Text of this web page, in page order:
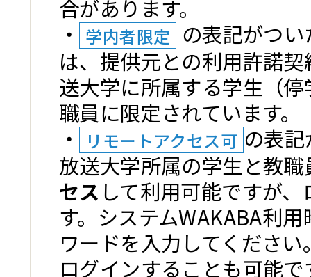
合があります。
・ 学内者限定 の表記がつ
は、提供元との利用許諾
送大学に所属する学生（
職員に限定されています。
・
リモートアクセス可 の表
放送大学所属の学生と教職
セス して利用可能ですが
す。システムWAKABA利
ワードを入力してくださ
ログインすることも可能